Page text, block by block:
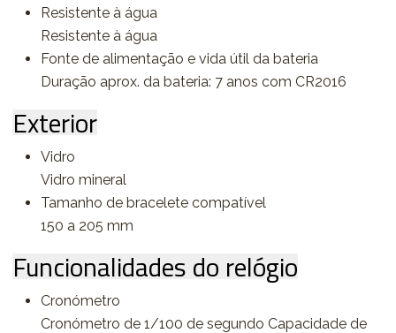
Resistente à água
Resistente à água
Fonte de alimentação e vida útil da bateria
Duração aprox. da bateria: 7 anos com CR2016
Exterior
Vidro
Vidro mineral
Tamanho de bracelete compatível
150 a 205 mm
Funcionalidades do relógio
Cronómetro
Cronómetro de 1/100 de segundo Capacidade de